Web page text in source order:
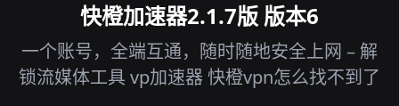
快橙加速器2.1.7版 版本6
一个账号，全端互通，随时随地安全上网 – 解
锁流媒体工具 vp加速器 快橙vpn怎么找不到了